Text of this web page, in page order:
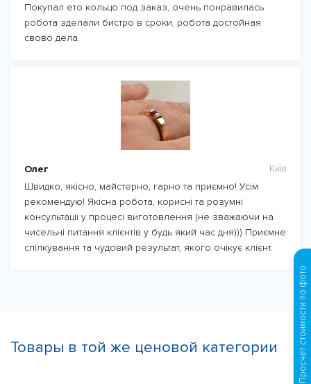
Покупал ето кольцо под заказ, очень понравилась
робота зделали бистро в сроки, робота достойная
свово дела.
Олег Київ
Швидко, якісно, майстерно, гарно та приємно! Усім
рекомендую! Якісна робота, корисні та розумні
консультації у процесі виготовлення (не зважаючи на
чисельні питання клієнтів у будь який час дня))) Приємне
спілкування та чудовий результат, якого очікує клієнт.
Товары в той же ценовой категории Просчет стоимости по фото